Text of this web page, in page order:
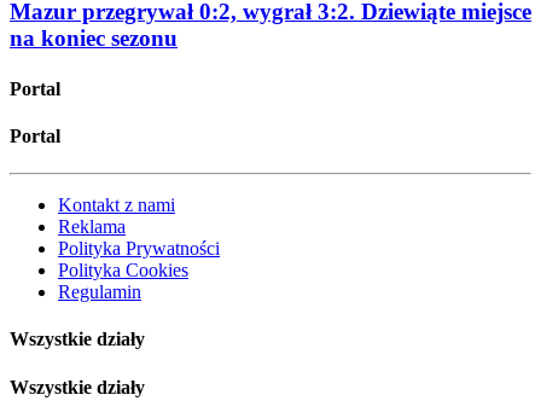
Mazur przegrywał 0:2, wygrał 3:2. Dziewiąte miejsce
na koniec sezonu
Portal
Portal
Kontakt z nami
Reklama
Polityka Prywatności
Polityka Cookies
Regulamin
Wszystkie działy
Wszystkie działy